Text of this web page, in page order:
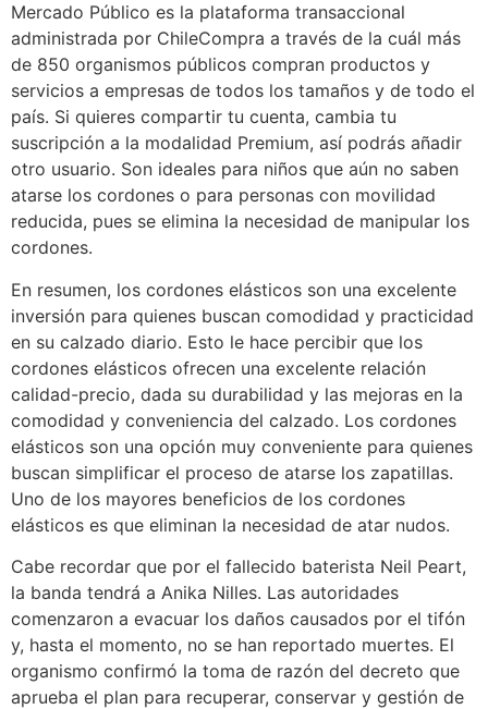
Mercado Público es la plataforma transaccional
administrada por ChileCompra a través de la cuál más
de 850 organismos públicos compran productos y
servicios a empresas de todos los tamaños y de todo el
país. Si quieres compartir tu cuenta, cambia tu
suscripción a la modalidad Premium, así podrás añadir
otro usuario. Son ideales para niños que aún no saben
atarse los cordones o para personas con movilidad
reducida, pues se elimina la necesidad de manipular los
cordones.
En resumen, los cordones elásticos son una excelente
inversión para quienes buscan comodidad y practicidad
en su calzado diario. Esto le hace percibir que los
cordones elásticos ofrecen una excelente relación
calidad-precio, dada su durabilidad y las mejoras en la
comodidad y conveniencia del calzado. Los cordones
elásticos son una opción muy conveniente para quienes
buscan simplificar el proceso de atarse los zapatillas.
Uno de los mayores beneficios de los cordones
elásticos es que eliminan la necesidad de atar nudos.
Cabe recordar que por el fallecido baterista Neil Peart,
la banda tendrá a Anika Nilles. Las autoridades
comenzaron a evacuar los daños causados por el tifón
y, hasta el momento, no se han reportado muertes. El
organismo confirmó la toma de razón del decreto que
aprueba el plan para recuperar, conservar y gestión de